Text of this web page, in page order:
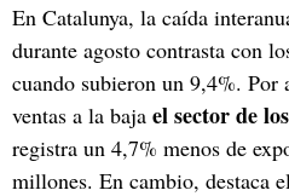
En Catalunya, la caída
durante agosto contrasta con
cuando subieron un 9,4%. Por
ventas a la baja el sector de
registra un 4,7% menos de
millones. En cambio, destaca